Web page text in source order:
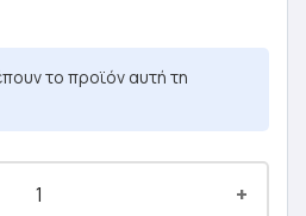
το προϊόν αυτή τη
+